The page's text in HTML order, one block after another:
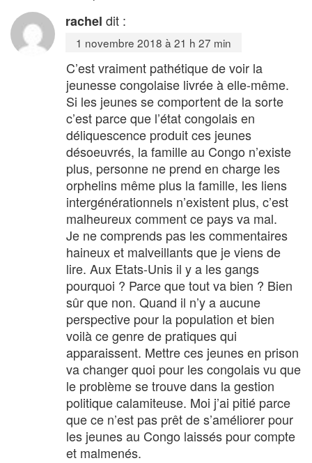
rachel dit :
1 novembre 2018 à 21 h 27 min
C’est vraiment pathétique de voir la
jeunesse congolaise livrée à elle-même.
Si les jeunes se comportent de la sorte
c’est parce que l’état congolais en
déliquescence produit ces jeunes
désoeuvrés, la famille au Congo n’existe
plus, personne ne prend en charge les
orphelins même plus la famille, les liens
intergénérationnels n’existent plus, c’est
malheureux comment ce pays va mal.
Je ne comprends pas les commentaires
haineux et malveillants que je viens de
lire. Aux Etats-Unis il y a les gangs
pourquoi ? Parce que tout va bien ? Bien
sûr que non. Quand il n’y a aucune
perspective pour la population et bien
voilà ce genre de pratiques qui
apparaissent. Mettre ces jeunes en prison
va changer quoi pour les congolais vu que
le problème se trouve dans la gestion
politique calamiteuse. Moi j’ai pitié parce
que ce n’est pas prêt de s’améliorer pour
les jeunes au Congo laissés pour compte
et malmenés.